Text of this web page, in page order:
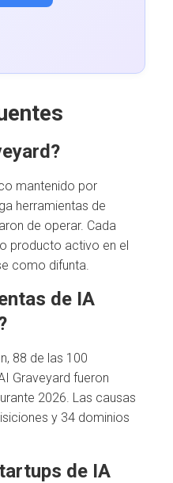
mantenido por
herramientas de
de operar. Cada
producto activo en el
como difunta.
de IA
88 de las 100
Graveyard fueron
2026. Las causas
y 34 dominios
de IA